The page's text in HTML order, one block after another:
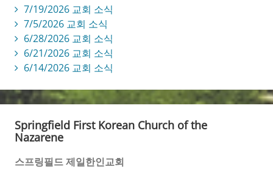
7/19/2026 교회 소식
7/5/2026 교회 소식
6/28/2026 교회 소식
6/21/2026 교회 소식
6/14/2026 교회 소식
Springfield First Korean Church of the
Nazarene
스프링필드 제일한인교회